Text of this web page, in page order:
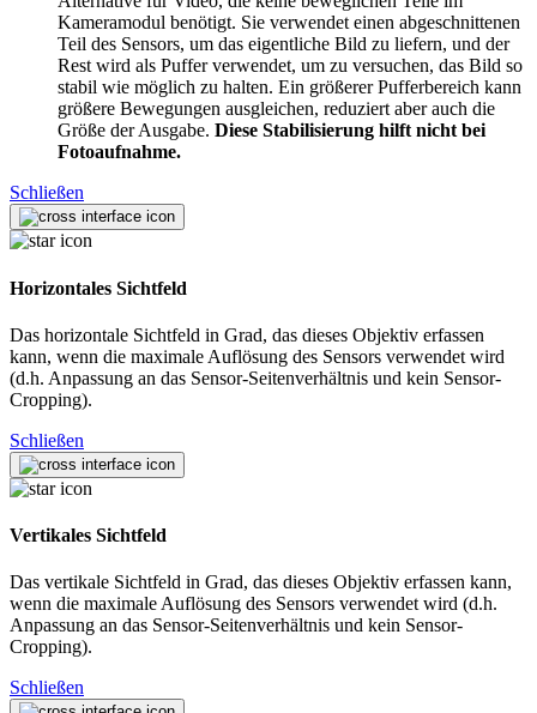
Kameramodul benötigt. Sie verwendet einen abgeschnittenen
Teil des Sensors, um das eigentliche Bild zu liefern, und der
Rest wird als Puffer verwendet, um zu versuchen, das Bild so
stabil wie möglich zu halten. Ein größerer Pufferbereich kann
größere Bewegungen ausgleichen, reduziert aber auch die
Größe der Ausgabe. Diese Stabilisierung hilft nicht bei
Fotoaufnahme.
Schließen
Horizontales Sichtfeld
Das horizontale Sichtfeld in Grad, das dieses Objektiv erfassen
kann, wenn die maximale Auflösung des Sensors verwendet wird
(d.h. Anpassung an das Sensor-Seitenverhältnis und kein Sensor-
Cropping).
Schließen
Vertikales Sichtfeld
Das vertikale Sichtfeld in Grad, das dieses Objektiv erfassen kann,
wenn die maximale Auflösung des Sensors verwendet wird (d.h.
Anpassung an das Sensor-Seitenverhältnis und kein Sensor-
Cropping).
Schließen